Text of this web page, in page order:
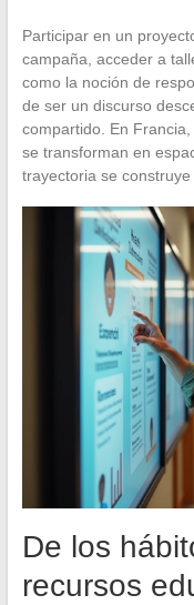
Participar en un
campaña, acceder a
como la noción de
de ser un discurso
compartido. En
se transforman en
trayectoria se construye
De los
recursos